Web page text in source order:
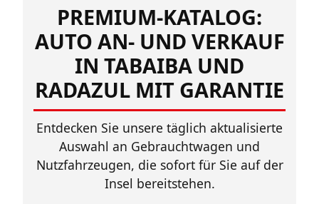
PREMIUM-KATALOG:
AUTO AN- UND VERKAUF
IN TABAIBA UND
RADAZUL MIT GARANTIE
Entdecken Sie unsere täglich aktualisierte
Auswahl an Gebrauchtwagen und
Nutzfahrzeugen, die sofort für Sie auf der
Insel bereitstehen.